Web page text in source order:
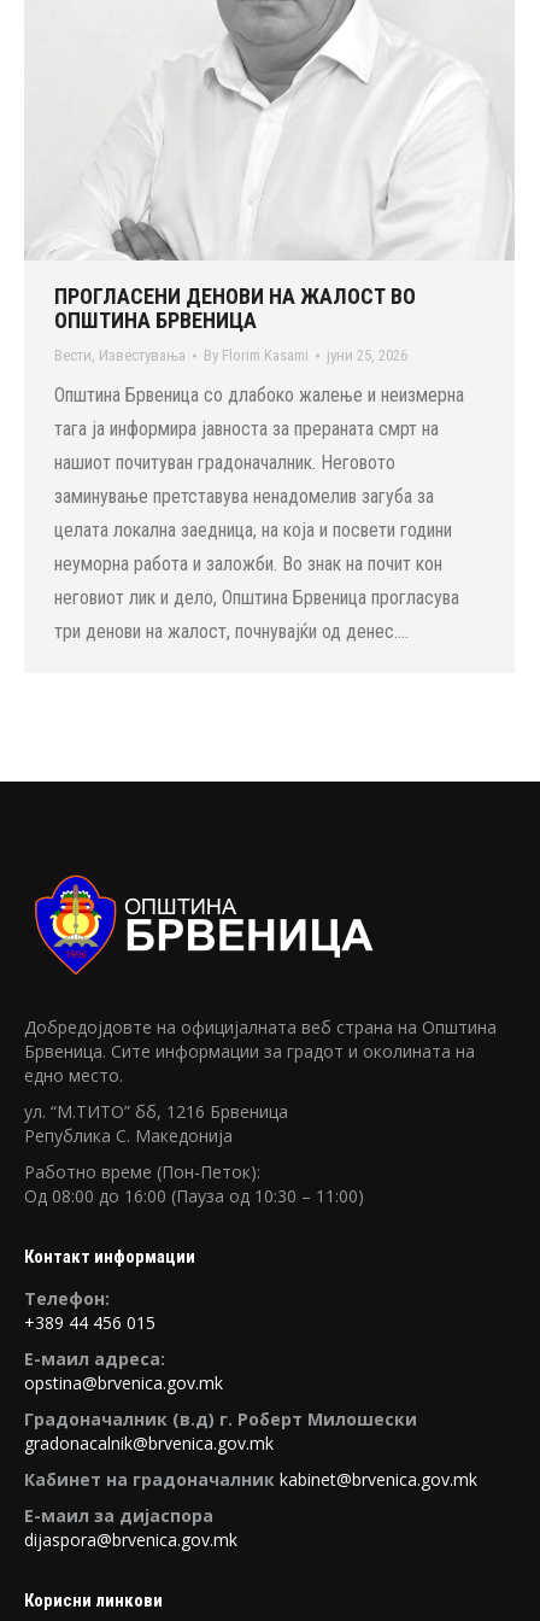
ПРОГЛАСЕНИ ДЕНОВИ НА ЖАЛОСТ ВО
ОПШТИНА БРВЕНИЦА
Вести, Известувања By Florim Kasami јуни 25, 2026
Општина Брвеница со длабоко жалење и неизмерна
тага ја информира јавноста за прераната смрт на
нашиот почитуван градоначалник. Неговото
заминување претставува ненадомелив загуба за
целата локална заедница, на која и посвети години
неуморна работа и заложби. Во знак на почит кон
неговиот лик и дело, Општина Брвеница прогласува
три денови на жалост, почнувајќи од денес.…
Добредојдовте на официјалната веб страна на Општина
Брвеница. Сите информации за градот и околината на
едно место.
ул. “М.TИTO” бб, 1216 Брвеница
Република C. Македонија
Работно време (Пон-Петок):
Oд 08:00 до 16:00 (Пауза од 10:30 – 11:00)
Контакт информации
Tелефон:
+389 44 456 015
E-маил адреса:
opstina@brvenica.gov.mk
Градоначалник (в.д) г. Роберт Милошески
gradonacalnik@brvenica.gov.mk
Кабинет на градоначалник kabinet@brvenica.gov.mk
Е-маил за дијаспора
dijaspora@brvenica.gov.mk
Корисни линкови